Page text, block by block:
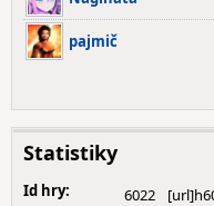
pajmič
Statistiky
Id hry:
6022